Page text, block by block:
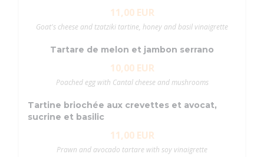
11,00 EUR
Goat's cheese and tzatziki tartine, honey and basil vinaigrette
Tartare de melon et jambon serrano
10,00 EUR
Poached egg with Cantal cheese and mushrooms
Tartine briochée aux crevettes et avocat,
sucrine et basilic
11,00 EUR
Prawn and avocado tartare with soy vinaigrette